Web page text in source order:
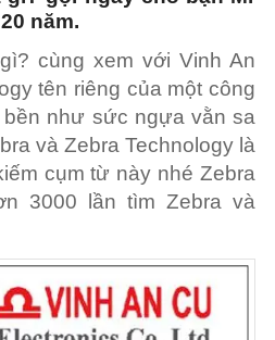
năm.
cùng xem với Vinh An
tên riêng của một công
như sức ngựa vằn sa
và Zebra Technology là
cụm từ này nhé Zebra
3000 lần tìm Zebra và